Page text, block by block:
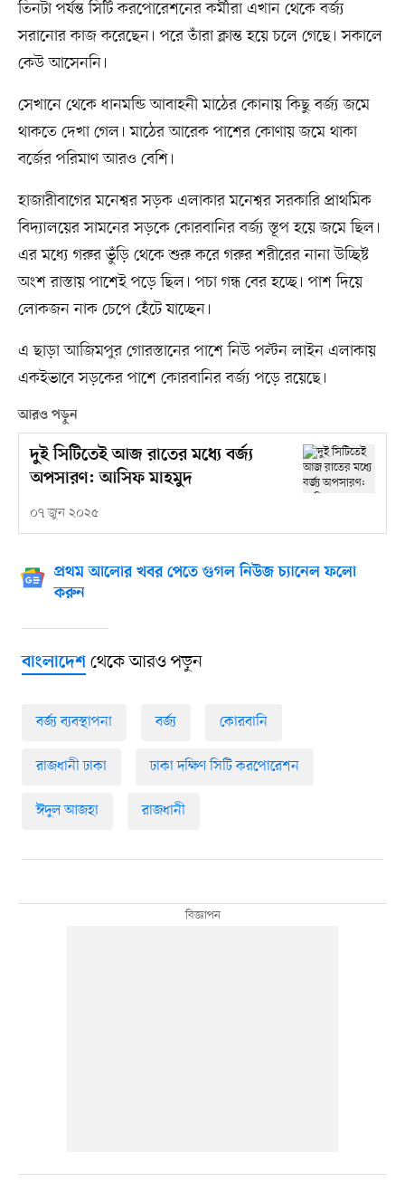
তিনটা পর্যন্ত সিটি করপোরেশনের কর্মীরা এখান থেকে বর্জ্য
সরানোর কাজ করেছেন। পরে তাঁরা ক্লান্ত হয়ে চলে গেছে। সকালে
কেউ আসেননি।
সেখানে থেকে ধানমন্ডি আবাহনী মাঠের কোনায় কিছু বর্জ্য জমে
থাকতে দেখা গেল। মাঠের আরেক পাশের কোণায় জমে থাকা
বর্জের পরিমাণ আরও বেশি।
হাজারীবাগের মনেশ্বর সড়ক এলাকার মনেশ্বর সরকারি প্রাথমিক
বিদ্যালয়ের সামনের সড়কে কোরবানির বর্জ্য স্তূপ হয়ে জমে ছিল।
এর মধ্যে গরুর ভুঁড়ি থেকে শুরু করে গরুর শরীরের নানা উচ্ছিষ্ট
অংশ রাস্তায় পাশেই পড়ে ছিল। পচা গন্ধ বের হচ্ছে। পাশ দিয়ে
লোকজন নাক চেপে হেঁটে যাচ্ছেন।
এ ছাড়া আজিমপুর গোরস্তানের পাশে নিউ পল্টন লাইন এলাকায়
একইভাবে সড়কের পাশে কোরবানির বর্জ্য পড়ে রয়েছে।
আরও পড়ুন
দুই সিটিতেই আজ রাতের মধ্যে বর্জ্য
অপসারণ: আসিফ মাহমুদ
০৭ জুন ২০২৫
প্রথম আলোর খবর পেতে গুগল নিউজ চ্যানেল ফলো
করুন
বাংলাদেশথেকে আরও পড়ুন
বর্জ্য ব্যবস্থাপনা বর্জ্য কোরবানি
রাজধানী ঢাকা ঢাকা দক্ষিণ সিটি করপোরেশন
ঈদুল আজহা রাজধানী